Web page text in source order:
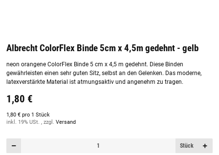
Albrecht ColorFlex Binde 5cm x 4,5m gedehnt - gelb
neon orangene ColorFlex Binde 5 cm x 4,5 m gedehnt. Diese Binden
gewährleisten einen sehr guten Sitz, selbst an den Gelenken. Das moderne,
latexverstärkte Material ist atmungsaktiv und angenehm zu tragen.
1,80 €
1,80 € pro 1 Stück
inkl. 19% USt. , zzgl. Versand
Stück